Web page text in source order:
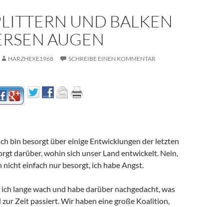
UND BALKEN
AUGEN
HARZHEXE1968 SCHREIBE EINEN KOMMENTAR
bin besorgt über einige Entwicklungen der letzten
darüber, wohin sich unser Land entwickelt. Nein,
nicht einfach nur besorgt, ich habe Angst.
lange wach und habe darüber nachgedacht, was
zur Zeit passiert. Wir haben eine große Koalition,